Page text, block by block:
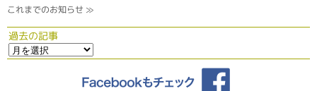
これまでのお知らせ ≫
過去の記事